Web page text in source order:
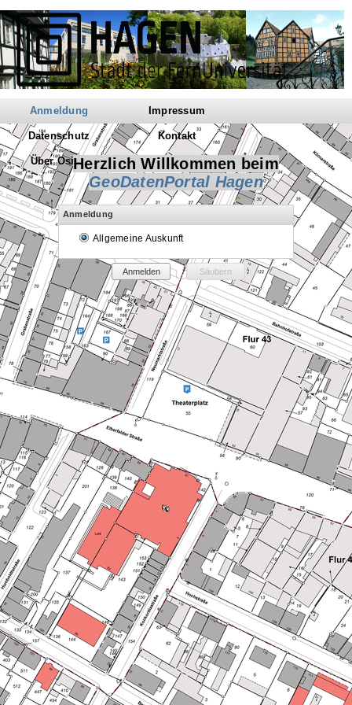
Anmeldung Impressum
Datenschutz Kontakt
Über OsirisHerzlich Willkommen beim
GeoDatenPortal Hagen
Anmeldung
Allgemeine Auskunft
Anmelden Säubern